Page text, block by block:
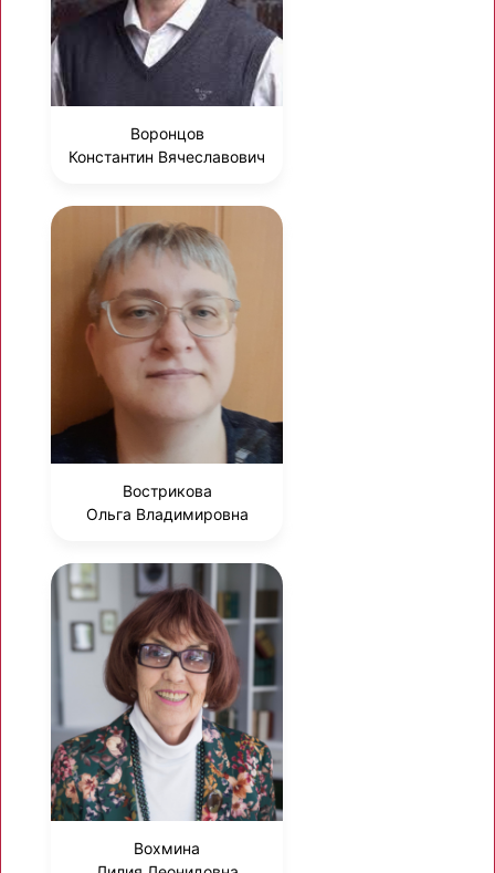
Воронцов
Константин Вячеславович
Вострикова
Ольга Владимировна
Вохмина